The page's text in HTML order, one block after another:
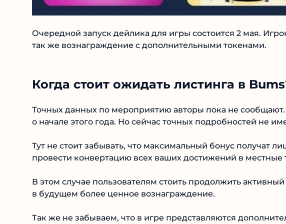
Очередной запуск дейлика для игры состоится 2 мая.
так же вознаграждение с дополнительными токенами.
Когда стоит ожидать листинга в
Точных данных по мероприятию авторы пока не
о начале этого года. Но сейчас точных подробностей не
Тут не стоит забывать, что максимальный бонус получат
провести конвертацию всех ваших достижений в местные
В этом случае пользователям стоить продолжить
в будущем более ценное вознаграждение.
Так же не забываем, что в игре представляются